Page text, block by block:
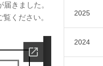
きました。
覧ください。 2025
2024